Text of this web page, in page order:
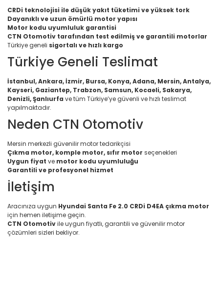
CRDi teknolojisi ile düşük yakıt tüketimi ve yüksek tork
Dayanıklı ve uzun ömürlü motor yapısı
Motor kodu uyumluluk garantisi
CTN Otomotiv tarafından test edilmiş ve garantili motorlar
Türkiye geneli sigortalı ve hızlı kargo
Türkiye Geneli Teslimat
İstanbul, Ankara, İzmir, Bursa, Konya, Adana, Mersin, Antalya,
Kayseri, Gaziantep, Trabzon, Samsun, Kocaeli, Sakarya,
Denizli, Şanlıurfa ve tüm Türkiye’ye güvenli ve hızlı teslimat
yapılmaktadır.
Neden CTN Otomotiv
Mersin merkezli güvenilir motor tedarikçisi
Çıkma motor, komple motor, sıfır motor seçenekleri
Uygun fiyat ve motor kodu uyumluluğu
Garantili ve profesyonel hizmet
İletişim
Aracınıza uygun Hyundai Santa Fe 2.0 CRDi D4EA çıkma motor
için hemen iletişime geçin.
CTN Otomotivile uygun fiyatlı, garantili ve güvenilir motor
çözümleri sizleri bekliyor.